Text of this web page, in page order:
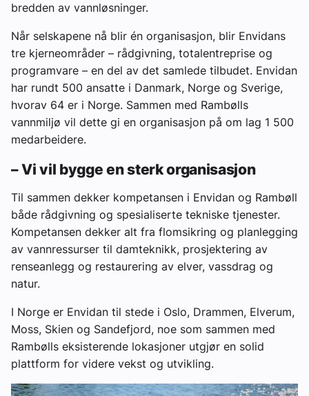
bredden av vannløsninger.
Når selskapene nå blir én organisasjon, blir Envidans
tre kjerneområder – rådgivning, totalentreprise og
programvare – en del av det samlede tilbudet. Envidan
har rundt 500 ansatte i Danmark, Norge og Sverige,
hvorav 64 er i Norge. Sammen med Rambølls
vannmiljø vil dette gi en organisasjon på om lag 1 500
medarbeidere.
– Vi vil bygge en sterk organisasjon
Til sammen dekker kompetansen i Envidan og Rambøll
både rådgivning og spesialiserte tekniske tjenester.
Kompetansen dekker alt fra flomsikring og planlegging
av vannressurser til damteknikk, prosjektering av
renseanlegg og restaurering av elver, vassdrag og
natur.
I Norge er Envidan til stede i Oslo, Drammen, Elverum,
Moss, Skien og Sandefjord, noe som sammen med
Rambølls eksisterende lokasjoner utgjør en solid
plattform for videre vekst og utvikling.